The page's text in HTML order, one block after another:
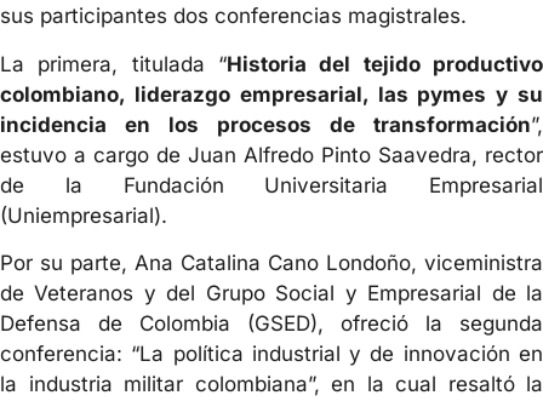
sus participantes dos conferencias magistrales.
La primera, titulada “Historia del tejido productivo
colombiano, liderazgo empresarial, las pymes y su
incidencia en los procesos de transformación”,
estuvo a cargo de Juan Alfredo Pinto Saavedra, rector
de la Fundación Universitaria Empresarial
(Uniempresarial).
Por su parte, Ana Catalina Cano Londoño, viceministra
de Veteranos y del Grupo Social y Empresarial de la
Defensa de Colombia (GSED), ofreció la segunda
conferencia: “La política industrial y de innovación en
la industria militar colombiana”, en la cual resaltó la